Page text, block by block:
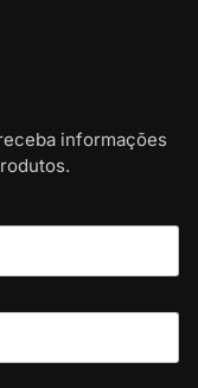
informações